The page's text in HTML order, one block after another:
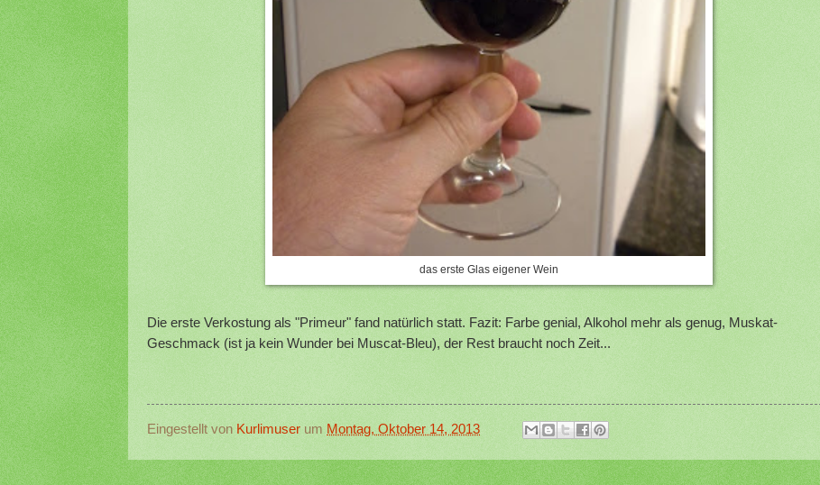
das erste Glas eigener Wein
Die erste Verkostung als "Primeur" fand natürlich statt. Fazit: Farbe genial, Alkohol mehr als genug, Muskat-
Geschmack (ist ja kein Wunder bei Muscat-Bleu), der Rest braucht noch Zeit...
Eingestellt von Kurlimuser um Montag, Oktober 14, 2013